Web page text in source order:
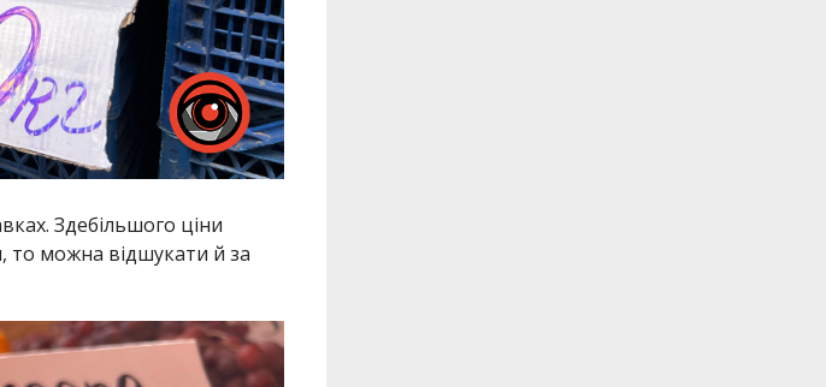
Здебільшого ціни
то можна відшукати й за